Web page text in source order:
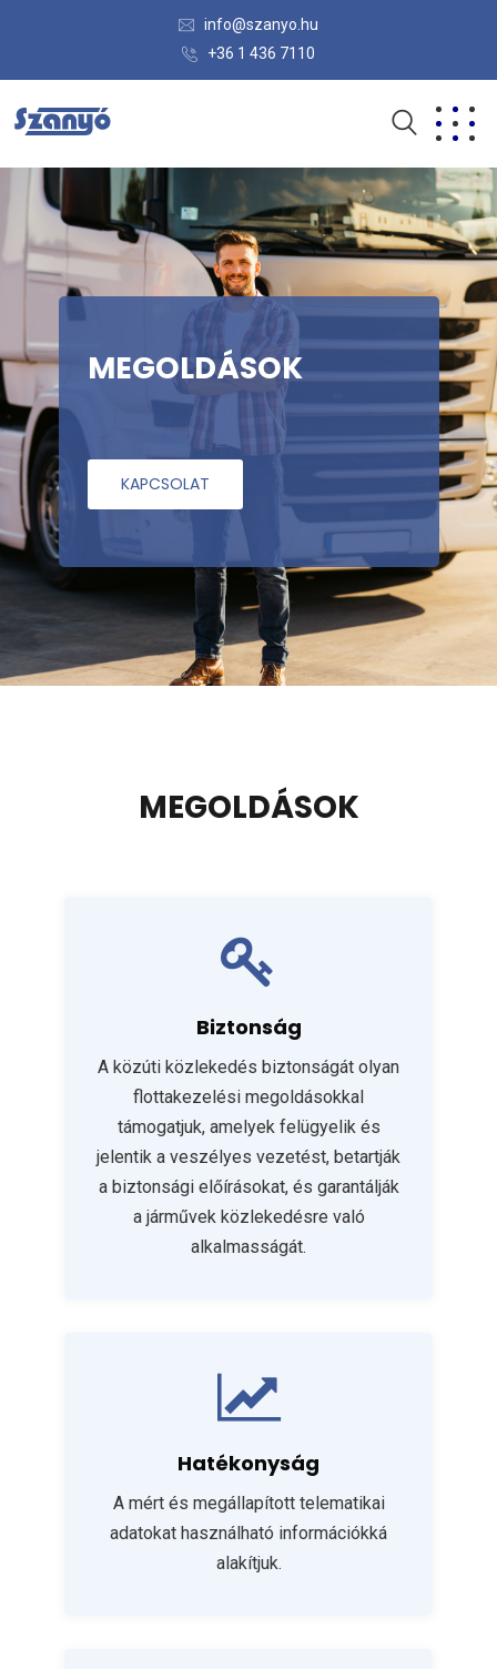
info@szanyo.hu
+36 1 436 7110
MEGOLDÁSOK
KAPCSOLAT
MEGOLDÁSOK
Biztonság
A közúti közlekedés biztonságát olyan
flottakezelési megoldásokkal
támogatjuk, amelyek felügyelik és
jelentik a veszélyes vezetést, betartják
a biztonsági előírásokat, és garantálják
a járművek közlekedésre való
alkalmasságát.
Hatékonyság
A mért és megállapított telematikai
adatokat használható információkká
alakítjuk.